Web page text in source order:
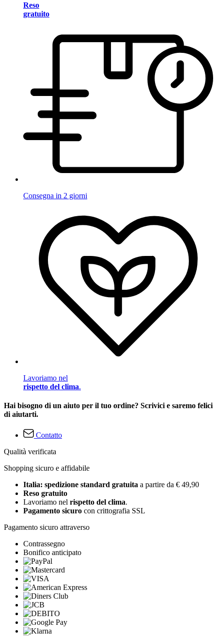
Reso
gratuito
Consegna in 2 giorni
Lavoriamo nel
rispetto del clima.
Hai bisogno di un aiuto per il tuo ordine? Scrivici e saremo felici
di aiutarti.
Contatto
Qualità verificata
Shopping sicuro e affidabile
Italia: spedizione standard gratuita a partire da € 49,90
Reso gratuito
Lavoriamo nel rispetto del clima.
Pagamento sicuro con crittografia SSL
Pagamento sicuro attraverso
Contrassegno
Bonifico anticipato